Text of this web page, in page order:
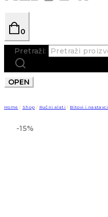
0
Pretraži:
OPEN
Home / Shop / Ručni alati / Bitovi i nastavci
-15%